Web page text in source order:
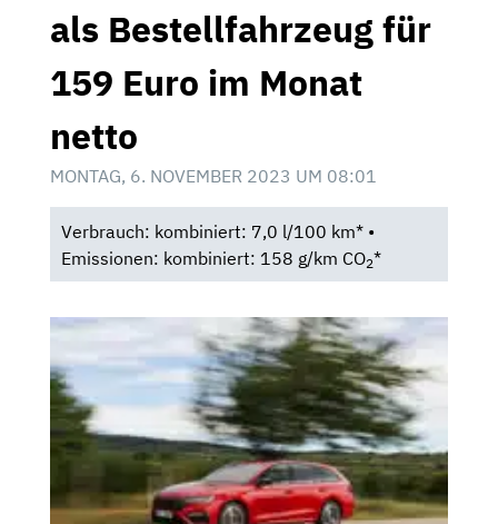
als Bestellfahrzeug für
159 Euro im Monat
netto
MONTAG, 6. NOVEMBER 2023 UM 08:01
Verbrauch: kombiniert: 7,0 l/100 km* •
Emissionen: kombiniert: 158 g/km CO2*